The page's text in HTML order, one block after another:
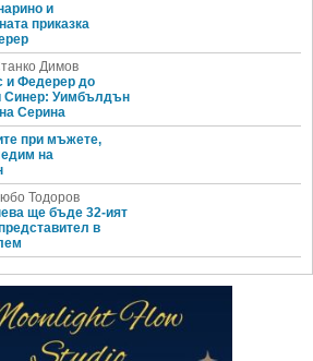
и
приказка
Димов
и Федерер до
Синер: Уимбълдън
Серина
при мъжете,
на
Тодоров
ще бъде 32-ият
в